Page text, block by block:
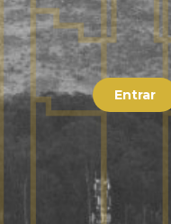
Entrar